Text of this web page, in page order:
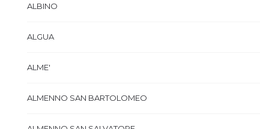
ALBINO
ALGUA
ALME'
ALMENNO SAN BARTOLOMEO